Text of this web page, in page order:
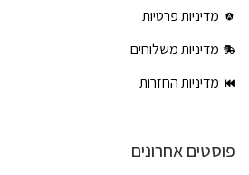
מדיניות פרטיות
מדיניות משלוחים
מדיניות החזרות
פוסטים אחרונים